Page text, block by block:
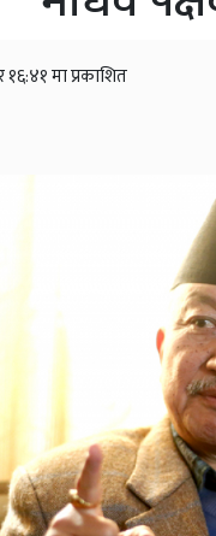
मा प्रकाशित